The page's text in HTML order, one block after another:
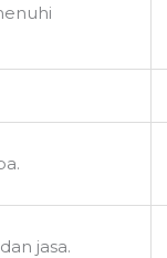
jasa.